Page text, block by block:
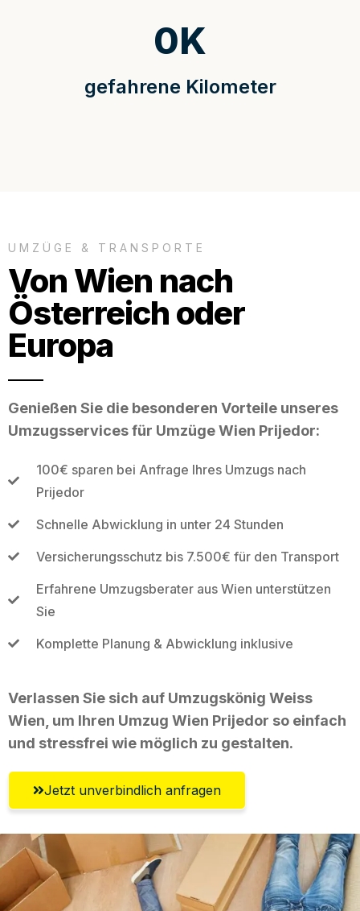
gefahrene Kilometer
0K
UMZÜGE & TRANSPORTE
Von Wien nach
Österreich oder
Europa
Genießen Sie die besonderen Vorteile unseres
Umzugsservices für Umzüge Wien Prijedor:
100€ sparen bei Anfrage Ihres Umzugs nach
Prijedor
Schnelle Abwicklung in unter 24 Stunden
Versicherungsschutz bis 7.500€ für den Transport
Erfahrene Umzugsberater aus Wien unterstützen
Sie
Komplette Planung & Abwicklung inklusive
Verlassen Sie sich auf Umzugskönig Weiss
Wien, um Ihren Umzug Wien Prijedor so einfach
und stressfrei wie möglich zu gestalten.
Jetzt unverbindlich anfragen